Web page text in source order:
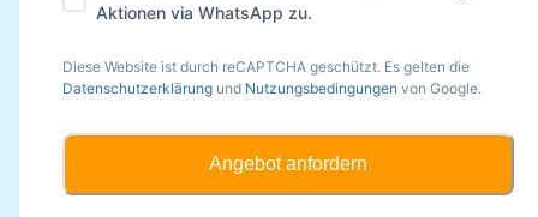
Aktionen via WhatsApp zu.
Diese Website ist durch reCAPTCHA geschützt. Es gelten die
Datenschutzerklärung und Nutzungsbedingungen von Google.
Angebot anfordern